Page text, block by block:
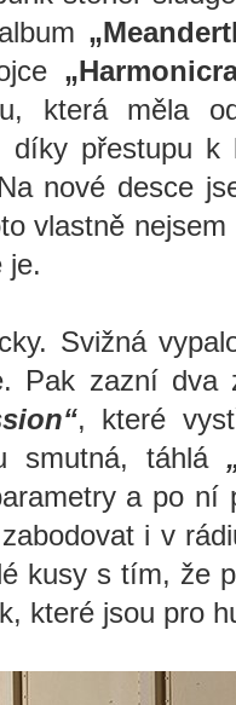
která měla
díky přestupu k
nové desce
vlastně
je.
Svižná
Pak zazní dva
, které
smutná, táhlá
a po ní
i v
kusy s tím, že
které jsou pro